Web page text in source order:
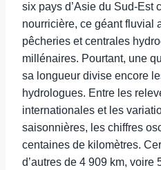
six pays d’Asie du Sud-Est
nourricière, ce géant fluvial
pêcheries et centrales
millénaires. Pourtant, une
sa longueur divise encore
hydrologues. Entre les
internationales et les
saisonnières, les chiffres
centaines de kilomètres.
d’autres de 4 909 km, voire